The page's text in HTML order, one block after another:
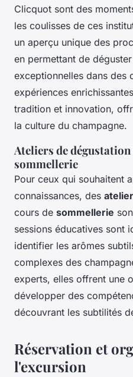
Clicquot sont des
les coulisses de ces
un aperçu unique des
en permettant de
exceptionnelles dans des
expériences
tradition et innovation,
la culture du champagne.
Ateliers de dégustation
sommellerie
Pour ceux qui souhaitent
connaissances, des
cours de sommellerie
sessions éducatives sont
identifier les arômes
complexes des
experts, elles offrent une
développer des
découvrant les subtilités
Réservation et
l'excursion